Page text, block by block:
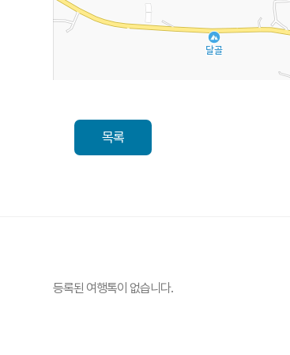
목록
등록된 여행톡이 없습니다.